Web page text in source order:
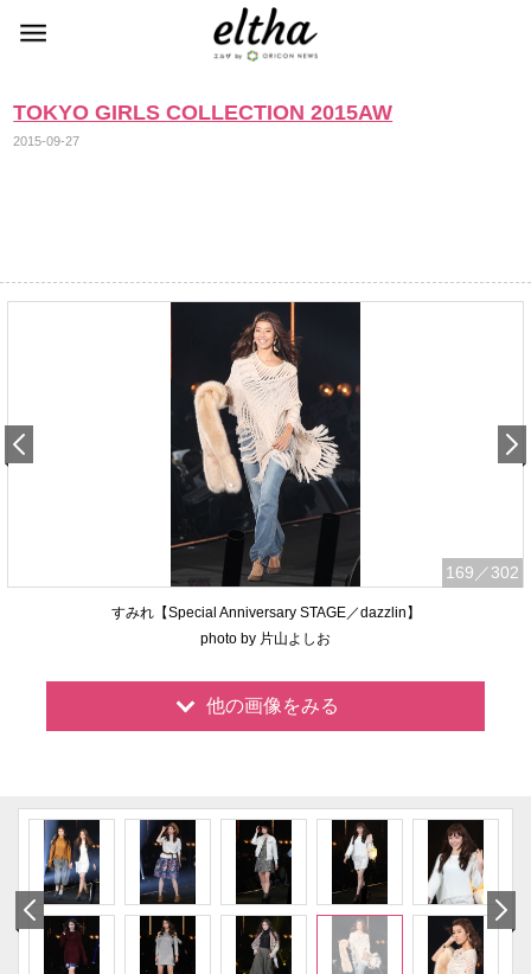
TOKYO GIRLS COLLECTION 2015AW
2015-09-27
169 ／302
すみれ【Special Anniversary STAGE／dazzlin】
photo by 片山よしお
他の画像をみる